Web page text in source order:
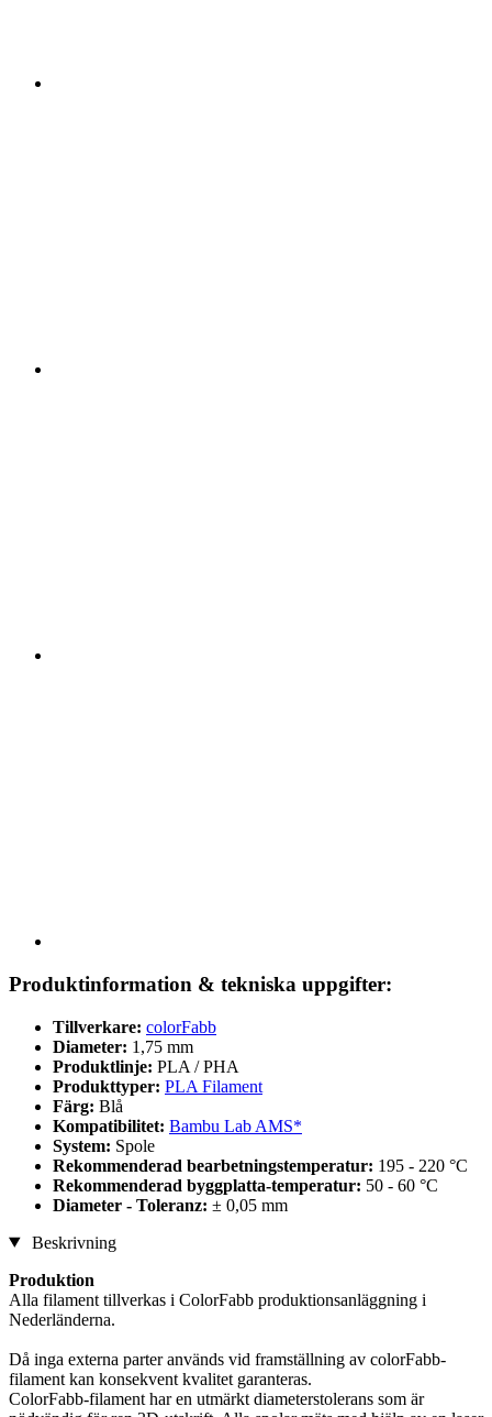
Produktinformation & tekniska uppgifter:
Tillverkare: colorFabb
Diameter: 1,75 mm
Produktlinje: PLA / PHA
Produkttyper: PLA Filament
Färg: Blå
Kompatibilitet: Bambu Lab AMS*
System: Spole
Rekommenderad bearbetningstemperatur: 195 - 220 °C
Rekommenderad byggplatta-temperatur: 50 - 60 °C
Diameter - Toleranz: ± 0,05 mm
Beskrivning
Produktion
Alla filament tillverkas i ColorFabb produktionsanläggning i
Nederländerna.
Då inga externa parter används vid framställning av colorFabb-
filament kan konsekvent kvalitet garanteras.
ColorFabb-filament har en utmärkt diameterstolerans som är